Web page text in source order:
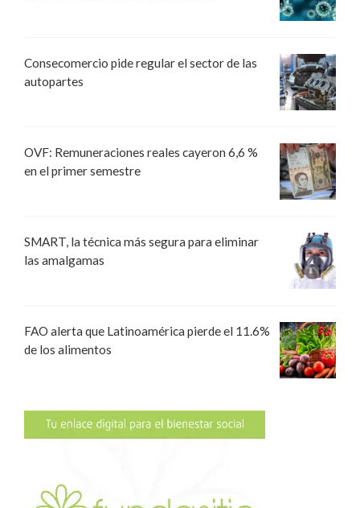
Consecomercio pide regular el sector de las
autopartes
OVF: Remuneraciones reales cayeron 6,6 %
en el primer semestre
SMART, la técnica más segura para eliminar
las amalgamas
FAO alerta que Latinoamérica pierde el 11.6%
de los alimentos